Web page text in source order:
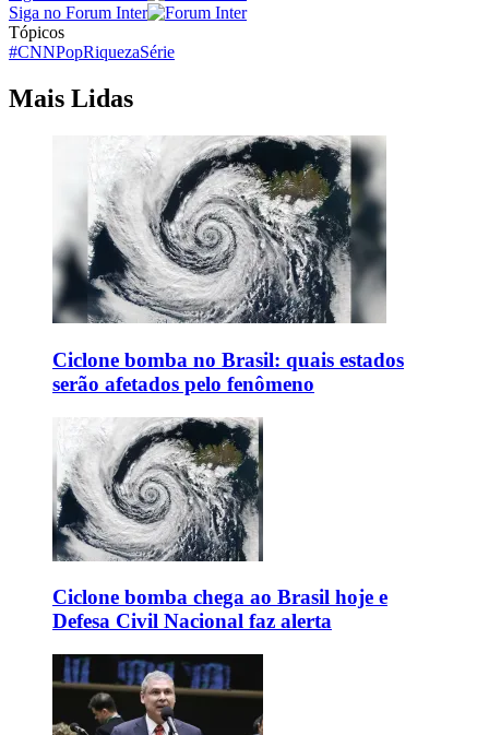
Siga no Forum Inter
Tópicos
#CNNPopRiquezaSérie
Mais Lidas
Ciclone bomba no Brasil: quais estados
serão afetados pelo fenômeno
Ciclone bomba chega ao Brasil hoje e
Defesa Civil Nacional faz alerta